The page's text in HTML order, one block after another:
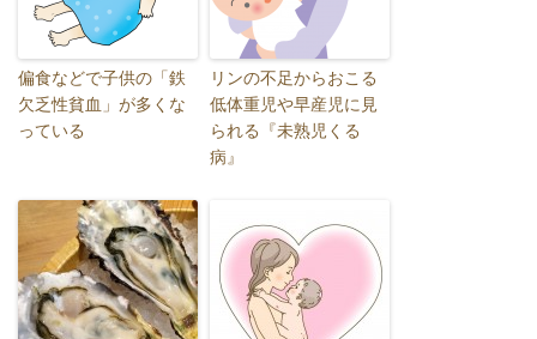
偏食などで子供の「鉄
欠乏性貧血」が多くな
っている
リンの不足からおこる
低体重児や早産児に見
られる『未熟児くる
病』